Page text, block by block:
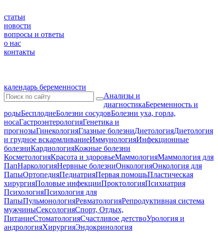
статьи
новости
вопросы и ответы
о нас
контакты
календарь беременности
Анализы и
диагностикаБеременность и
родыБесплодиеБолезни сосудовБолезни уха, горла,
носаГастроэнтерологияГенетика и
прогнозыГинекологияГлазные болезниДиетологияДиетология
и грудное вскармливаниеИммунологияИнфекционные
болезниКардиологияКожные болезни
КосметологияКрасота и здоровьеМаммологияМаммология для
ПапНаркологияНервные болезниОнкологияОнкология для
ПапыОртопедияПедиатрияПервая помощьПластическая
хирургияПоловые инфекцииПроктологияПсихиатрия
ПсихологияПсихология для
ПапыПульмонологияРевматологияРепродуктивная система
мужчиныСексологияСпорт, Отдых,
ПитаниеСтоматологияСчастливое детствоУрология и
андрологияХирургияЭндокринология